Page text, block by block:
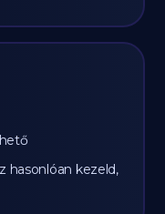
hasonlóan kezeld,